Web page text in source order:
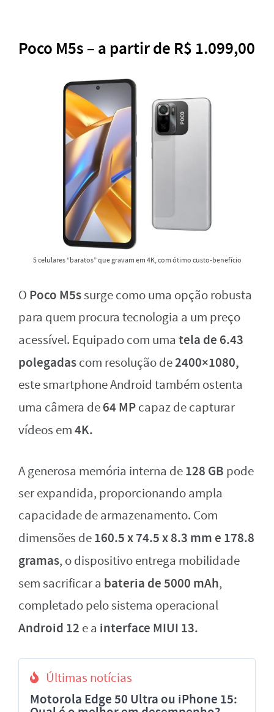
Poco M5s – a partir de R$ 1.099,00
5 celulares “baratos” que gravam em 4K, com ótimo custo-benefício
O Poco M5ssurge como uma opção robusta
para quem procura tecnologia a um preço
acessível. Equipado com uma tela de 6.43
polegadascom resolução de2400×1080,
este smartphone Android também ostenta
uma câmera de64 MPcapaz de capturar
vídeos em4K.
A generosa memória interna de128 GB pode
ser expandida, proporcionando ampla
capacidade de armazenamento. Com
dimensões de160.5 x74.5 x 8.3 mm e 178.8
gramas, o dispositivo entrega mobilidade
sem sacrificar a bateria de 5000 mAh,
completado pelo sistema operacional
Android 12 e a interface MIUI 13.
Últimas notícias
Motorola Edge 50 Ultra ou iPhone 15: